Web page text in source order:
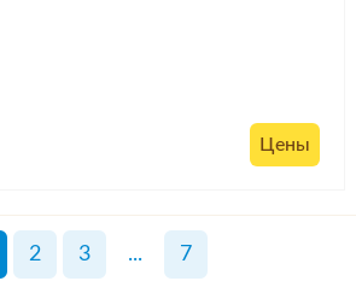
Цены
2 3 ... 7